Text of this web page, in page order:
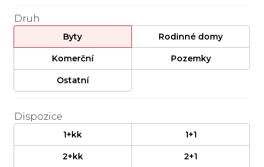
Druh
Byty Rodinné domy
Komerční Pozemky
Ostatní
Dispozice
1+kk 1+1
2+kk 2+1